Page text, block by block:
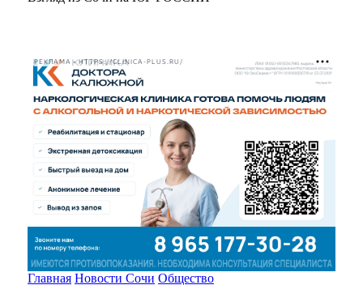
РЕКЛАМА • HTTPS://CLINICA-PLUS.RU/
Главная Новости Сочи Общество